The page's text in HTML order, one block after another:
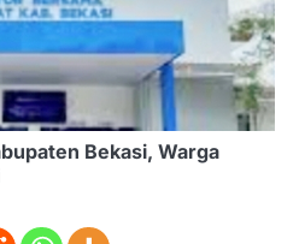
Bekasi, Warga